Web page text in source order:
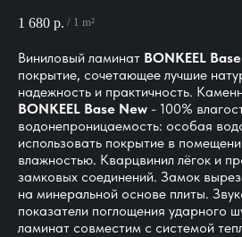
1 680 р. / 1 m²
Виниловый ламинат BONKEEL
покрытие, сочетающее лучшие
надежность и практичность.
BONKEEL Base New - 100%
водонепроницаемость: особая
использовать покрытие в
влажностью. Кварцвинил лёгок и
замковых соединений. Замок
на минеральной основе плиты.
показатели поглощения ударного
ламинат совместим с системой